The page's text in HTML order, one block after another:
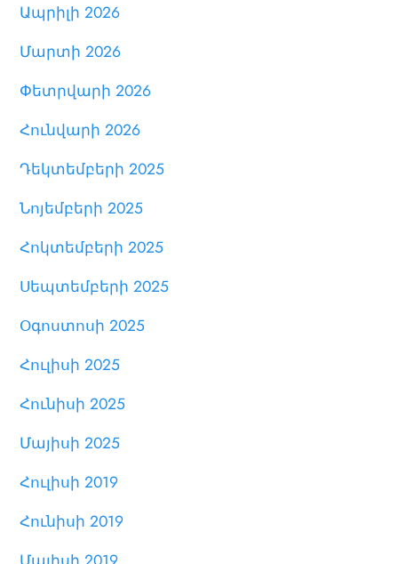
Ապրիլի 2026
Մարտի 2026
Փետրվարի 2026
Հունվարի 2026
Դեկտեմբերի 2025
Նոյեմբերի 2025
Հոկտեմբերի 2025
Սեպտեմբերի 2025
Օգոստոսի 2025
Հուլիսի 2025
Հունիսի 2025
Մայիսի 2025
Հուլիսի 2019
Հունիսի 2019